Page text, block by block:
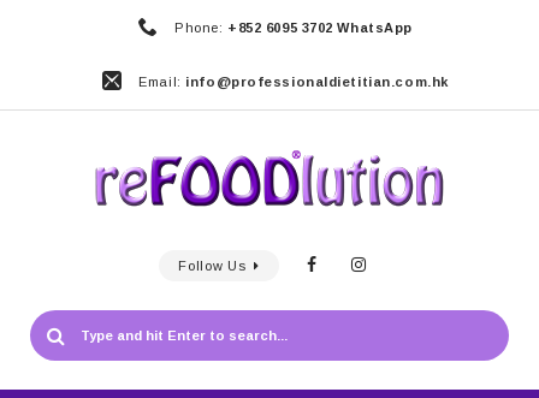
Phone: +852 6095 3702 WhatsApp
Email: info@professionaldietitian.com.hk
Follow Us